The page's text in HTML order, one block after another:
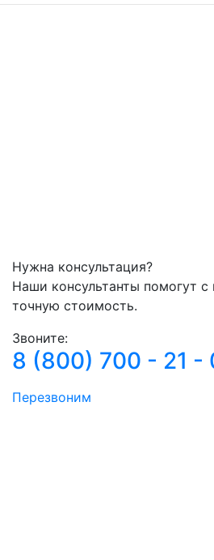
Нужна консультация?
Наши консультанты помогут
точную стоимость.
Звоните:
8 (800) 700 - 21 -
Перезвоним